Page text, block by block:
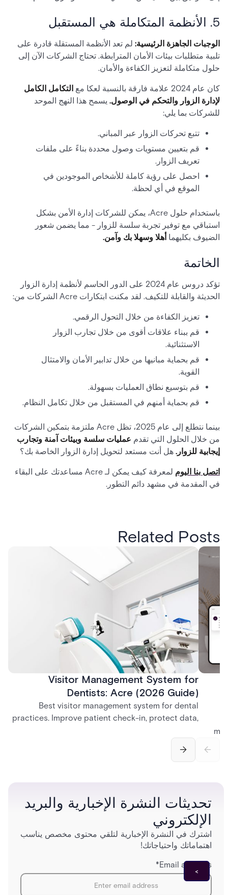
5. الأنظمة المتكاملة هي المستقبل
الوجبات الجاهزة الرئيسية: لم تعد الأنظمة المستقلة قادرة على
تلبية متطلبات بيئات الأمان المترابطة. تحتاج الشركات الآن إلى
حلول متكاملة لتعزيز الكفاءة والأمان.
كان عام 2024 علامة فارقة بالنسبة لعكا مع
التكامل الكامل
لإدارة الزوار والتحكم في الوصول. يسمح هذا النهج الموحد
للشركات بما يلي:
تتبع تحركات الزوار عبر المباني.
قم بتعيين مستويات وصول محددة بناءً على ملفات
تعريف الزوار.
احصل على رؤية كاملة للأشخاص الموجودين في
الموقع في أي لحظة.
باستخدام حلول Acre، يمكن للشركات إدارة الأمن بشكل
استباقي مع توفير تجربة سلسة للزوار - مما يضمن شعور
الضيوف بكليهما أهلا وسهلا بك وآمن.
الخاتمة
تؤكد دروس عام 2024 على الدور الحاسم لأنظمة إدارة الزوار
الحديثة والقابلة للتكيف. لقد مكنت ابتكارات Acre الشركات من:
تعزيز الكفاءة من خلال التحول الرقمي.
قم ببناء علاقات أقوى من خلال تجارب الزوار
الاستثنائية.
قم بحماية مبانيها من خلال تدابير الأمان والامتثال
القوية.
قم بتوسيع نطاق العمليات بسهولة.
قم بحماية أمنهم في المستقبل من خلال تكامل النظام.
بينما نتطلع إلى عام 2025، تظل Acre ملتزمة بتمكين الشركات
من خلال الحلول التي تقدم عمليات سلسة وبيئات آمنة وتجارب
إيجابية للزوار. هل أنت مستعد لتحويل إدارة الزوار الخاصة بك؟
اتصل بنا اليوم
لمعرفة كيف يمكن لـ Acre مساعدتك على البقاء
في المقدمة في مشهد دائم التطور.
Related Posts
Visitor Management System for
Dentists: Acre (2026 Guide)
Best visitor management system for dental
practices. Improve patient check-in, protect data,
تحديثات النشرة الإخبارية والبريد
الإلكتروني
اشترك في النشرة الإخبارية لتلقي محتوى مخصص يناسب
اهتماماتك واحتياجاتك!
Email address
*